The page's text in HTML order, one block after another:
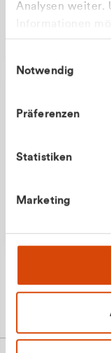
Analysen weiter.
zusammen, die
gesammelt haben.
Notwendig
Präferenzen
Statistiken
Marketing